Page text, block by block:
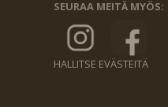
SEURAA MEITÄ MYÖS:
HALLITSE EVÄSTEITÄ